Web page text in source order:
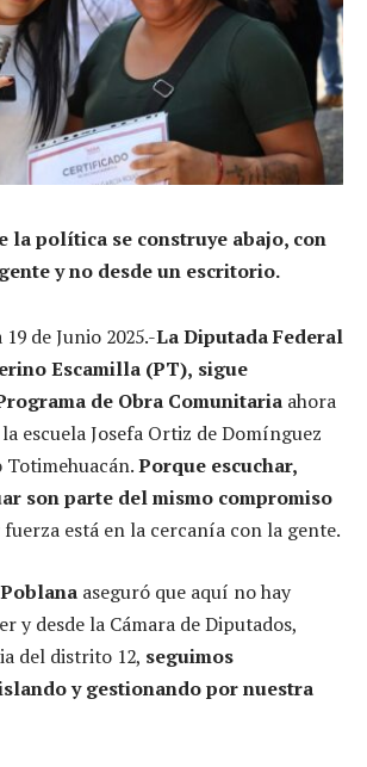
la política se construye abajo, con
y no desde un escritorio.
de Junio 2025.-La Diputada Federal
Escamilla (PT), sigue
de Obra Comunitaria ahora
escuela Josefa Ortiz de Domínguez
Totimehuacán.Porque escuchar,
son parte del mismo compromiso
está en la cercanía con la gente.
aseguró que aquí no hay
y desde la Cámara de Diputados,
del distrito 12, seguimos
y gestionando por nuestra